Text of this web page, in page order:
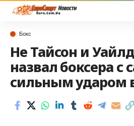
Бокс
Не Тайсон и
назвал боксера с
сильным ударом